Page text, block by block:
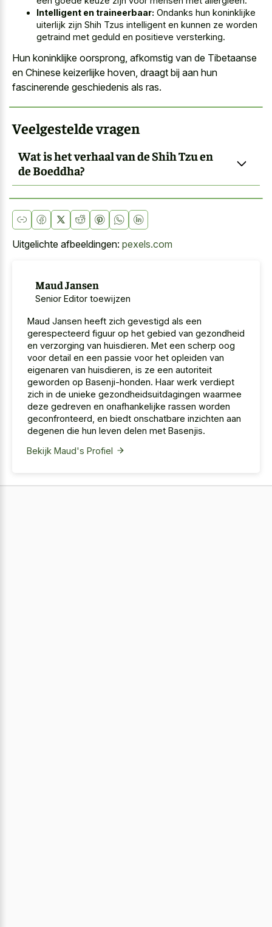
Intelligent en traineerbaar: Ondanks hun koninklijke
uiterlijk zijn Shih Tzus intelligent en kunnen ze worden
getraind met geduld en positieve versterking.
Hun koninklijke oorsprong, afkomstig van de Tibetaanse
en Chinese keizerlijke hoven, draagt bij aan hun
fascinerende geschiedenis als ras.
Veelgestelde vragen
Wat is het verhaal van de Shih Tzu en
de Boeddha?
Uitgelichte afbeeldingen: pexels.com
Maud Jansen
Senior Editor toewijzen
Maud Jansen heeft zich gevestigd als een
gerespecteerd figuur op het gebied van gezondheid
en verzorging van huisdieren. Met een scherp oog
voor detail en een passie voor het opleiden van
eigenaren van huisdieren, is ze een autoriteit
geworden op Basenji-honden. Haar werk verdiept
zich in de unieke gezondheidsuitdagingen waarmee
deze gedreven en onafhankelijke rassen worden
geconfronteerd, en biedt onschatbare inzichten aan
degenen die hun leven delen met Basenjis.
Bekijk Maud's Profiel